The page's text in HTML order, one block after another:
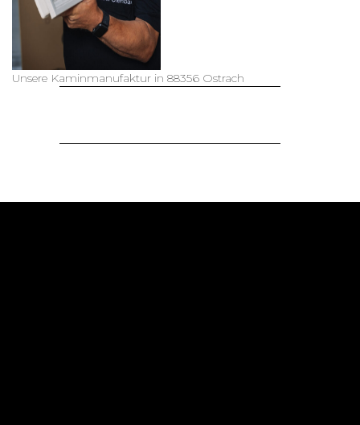
Unsere Kaminmanufaktur in 88356 Ostrach
Sagmeister&Walsh:
Beauty
mehr lesen...